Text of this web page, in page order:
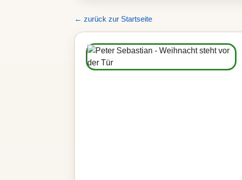
← zurück zur Startseite